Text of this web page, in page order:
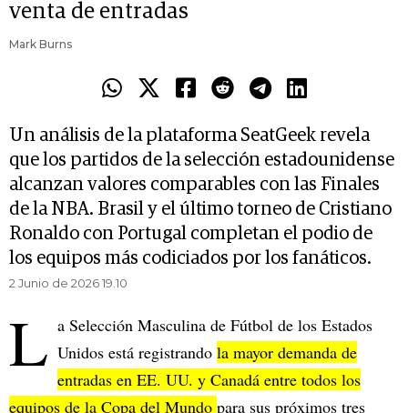
venta de entradas
Mark Burns
Un análisis de la plataforma SeatGeek revela
que los partidos de la selección estadounidense
alcanzan valores comparables con las Finales
de la NBA. Brasil y el último torneo de Cristiano
Ronaldo con Portugal completan el podio de
los equipos más codiciados por los fanáticos.
2 Junio de 2026 19.10
L a Selección Masculina de Fútbol de los Estados
Unidos está registrando la mayor demanda de
entradas en EE. UU. y Canadá entre todos los
equipos de la Copa del Mundo para sus próximos tres